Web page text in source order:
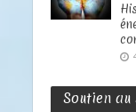
Soutien au